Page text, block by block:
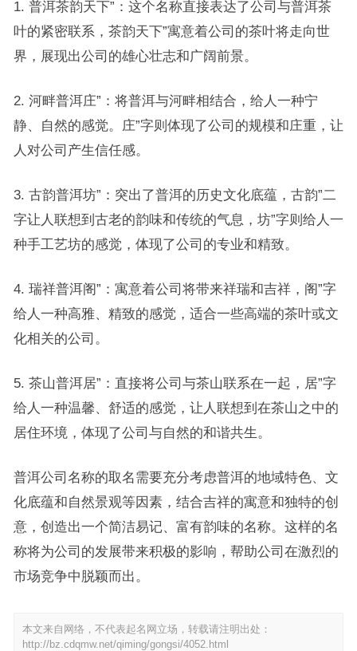
1. 普洱茶韵天下”：这个名称直接表达了公司与普洱茶
叶的紧密联系，茶韵天下”寓意着公司的茶叶将走向世
界，展现出公司的雄心壮志和广阔前景。
2. 河畔普洱庄”：将普洱与河畔相结合，给人一种宁
静、自然的感觉。庄”字则体现了公司的规模和庄重，让
人对公司产生信任感。
3. 古韵普洱坊”：突出了普洱的历史文化底蕴，古韵”二
字让人联想到古老的韵味和传统的气息，坊”字则给人一
种手工艺坊的感觉，体现了公司的专业和精致。
4. 瑞祥普洱阁”：寓意着公司将带来祥瑞和吉祥，阁”字
给人一种高雅、精致的感觉，适合一些高端的茶叶或文
化相关的公司。
5. 茶山普洱居”：直接将公司与茶山联系在一起，居”字
给人一种温馨、舒适的感觉，让人联想到在茶山之中的
居住环境，体现了公司与自然的和谐共生。
普洱公司名称的取名需要充分考虑普洱的地域特色、文
化底蕴和自然景观等因素，结合吉祥的寓意和独特的创
意，创造出一个简洁易记、富有韵味的名称。这样的名
称将为公司的发展带来积极的影响，帮助公司在激烈的
市场竞争中脱颖而出。
本文来自网络，不代表起名网立场，转载请注明出处：
http://bz.cdqmw.net/qiming/gongsi/4052.html